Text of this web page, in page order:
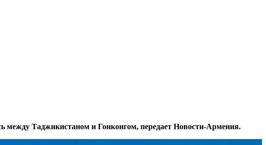
между Таджикистаном и Гонконгом, передает Новости-Армения.